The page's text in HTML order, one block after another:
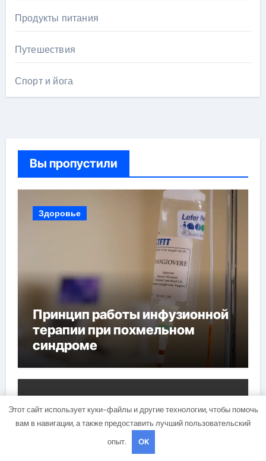
Продукты питания
Путешествия
Спорт и йога
Вы пропустили
Здоровье
Принцип работы инфузионной
терапии при похмельном
синдроме
Этот сайт использует куки-файлы и другие технологии, чтобы помочь
вам в навигации, а также предоставить лучший пользовательский
опыт.
OK